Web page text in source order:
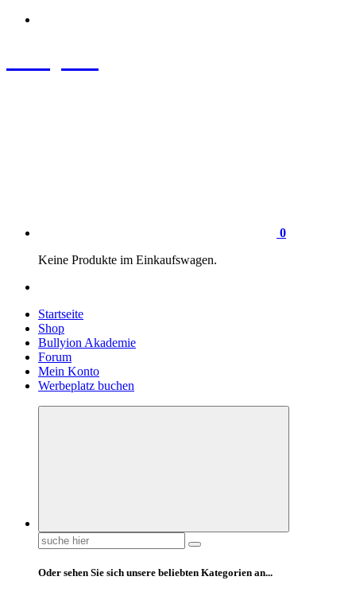
Zum
0
Keine Produkte im Einkaufswagen.
Startseite
Shop
Bullyion Akademie
Forum
Mein Konto
Werbeplatz buchen
Suchen
nach:
Oder sehen Sie sich unsere beliebten Kategorien an...